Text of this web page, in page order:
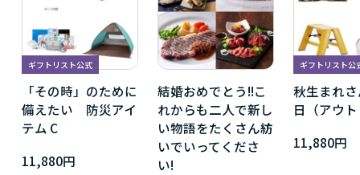
ギフトリスト公式
「その時」のために
備えたい 防災アイ
テム C
11,880円
結婚おめでとう!!こ
れからも二人で新し
い物語をたくさん紡
いでいってくださ
い!
ギフトリスト公
秋生まれ
日（アウ
11,880円